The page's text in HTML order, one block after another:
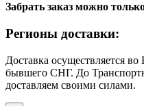
Забрать заказ можно
Регионы доставки:
Доставка
бывшего СНГ. До
доставляем своими силами.